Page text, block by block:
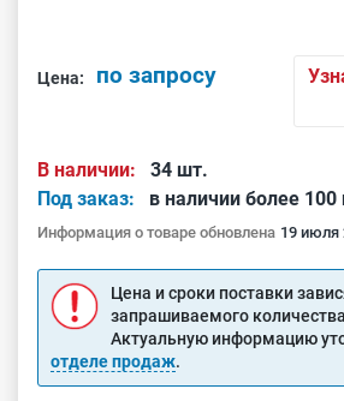
Цена: по запросу
В наличии:
34 шт.
Под заказ:
в наличии более 100
Информация о товаре обновлена 19 июля
Цена и сроки поставки
запрашиваемого
Актуальную информацию
отделе продаж.